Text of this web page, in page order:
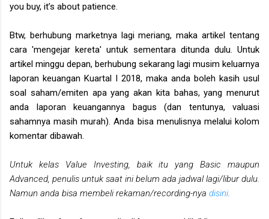
you buy, it’s about patience.
Btw, berhubung marketnya lagi meriang, maka artikel tentang
cara 'mengejar kereta' untuk sementara ditunda dulu. Untuk
artikel minggu depan, berhubung sekarang lagi musim keluarnya
laporan keuangan Kuartal I 2018, maka anda boleh kasih usul
soal saham/emiten apa yang akan kita bahas, yang menurut
anda laporan keuangannya bagus (dan tentunya, valuasi
sahamnya masih murah). Anda bisa menulisnya melalui kolom
komentar dibawah.
Untuk kelas Value Investing, baik itu yang Basic maupun
Advanced, penulis untuk saat ini belum ada jadwal lagi/libur dulu.
Namun anda bisa membeli rekaman/recording-nya disini